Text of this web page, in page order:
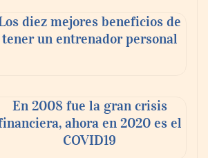
se puede vencer. No
Escobar
diez mejores beneficios de
tener un entrenador personal
En 2008 fue la gran crisis
ahora en 2020 es el
COVID19